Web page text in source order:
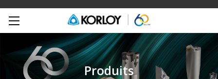
Produits